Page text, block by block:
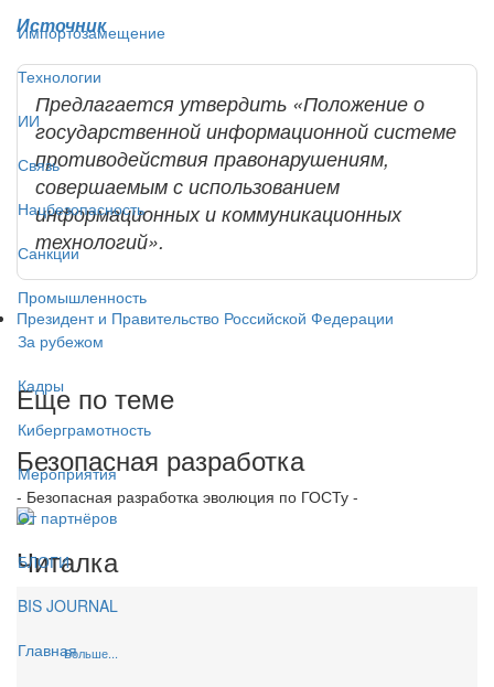
Импортозамещение
Технологии
ИИ
Связь
Нацбезопасность
Санкции
Промышленность
За рубежом
Кадры
Киберграмотность
Мероприятия
От партнёров
БЛОГИ
BIS JOURNAL
Главная
Источник
Предлагается утвердить «Положение о
государственной информационной системе
противодействия правонарушениям,
совершаемым с использованием
информационных и коммуникационных
технологий».
Президент и Правительство Российской Федерации
Еще по теме
Безопасная разработка
- Безопасная разработка эволюция по ГОСТу -
Читалка
Больше...